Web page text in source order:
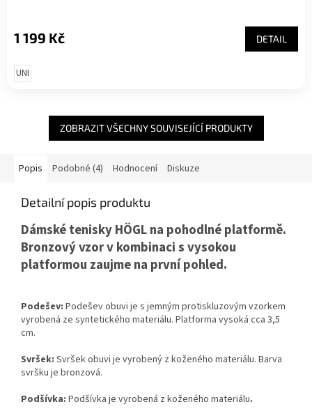
1 199 Kč DETAIL
UNI
ZOBRAZIT VŠECHNY SOUVISEJÍCÍ PRODUKTY
Popis Podobné (4) Hodnocení Diskuze
Detailní popis produktu
Dámské tenisky HÖGL na pohodlné platformě.
Bronzový vzor v kombinaci s vysokou
platformou zaujme na první pohled.
Podešev: Podešev obuvi je s jemným protiskluzovým vzorkem
vyrobená ze syntetického materiálu. Platforma vysoká cca 3,5
cm.
Svršek: Svršek obuvi je vyrobený z koženého materiálu. Barva
svršku je bronzová.
Podšívka: Podšívka je vyrobená z koženého materiálu.